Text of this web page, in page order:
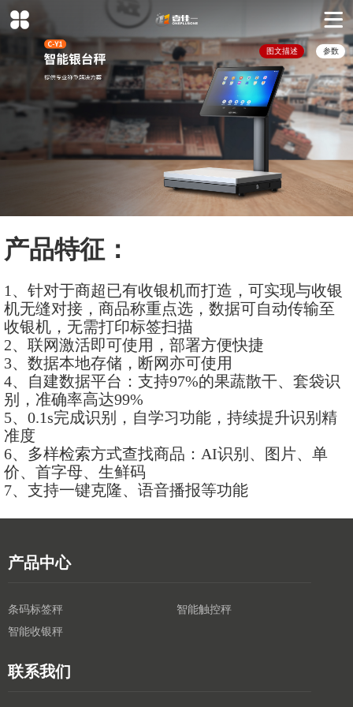
图文描述 参数
产品特征：
1、针对于商超已有收银机而打造，可实现与收银
机无缝对接，商品称重点选，数据可自动传输至
收银机，无需打印标签扫描
2、联网激活即可使用，部署方便快捷
3、数据本地存储，断网亦可使用
4、自建数据平台：支持97%的果蔬散干、套袋识
别，准确率高达99%
5、0.1s完成识别，自学习功能，持续提升识别精
准度
6、多样检索方式查找商品：AI识别、图片、单
价、首字母、生鲜码
7、支持一键克隆、语音播报等功能
产品中心
条码标签秤
智能触控秤
智能收银秤
联系我们